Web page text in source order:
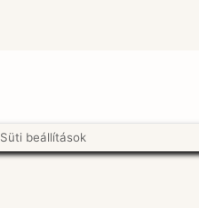
Süti beállítások